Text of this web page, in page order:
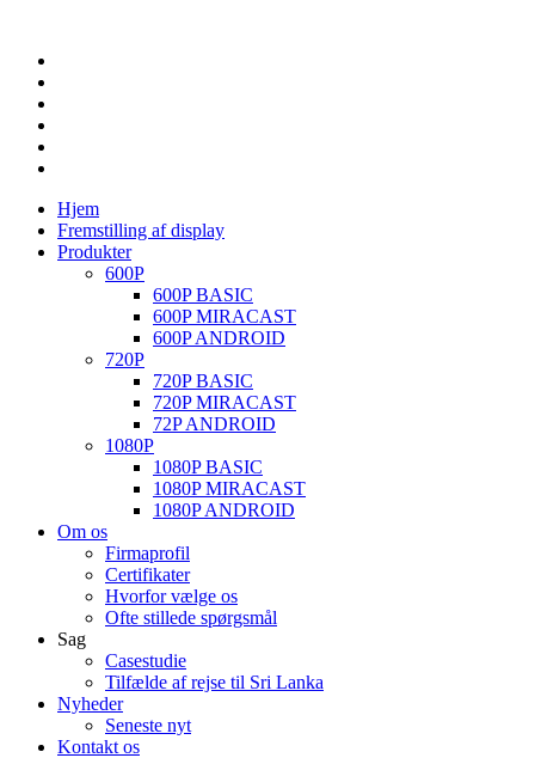
Hjem
Fremstilling af display
Produkter
600P
600P BASIC
600P MIRACAST
600P ANDROID
720P
720P BASIC
720P MIRACAST
72P ANDROID
1080P
1080P BASIC
1080P MIRACAST
1080P ANDROID
Om os
Firmaprofil
Certifikater
Hvorfor vælge os
Ofte stillede spørgsmål
Sag
Casestudie
Tilfælde af rejse til Sri Lanka
Nyheder
Seneste nyt
Kontakt os